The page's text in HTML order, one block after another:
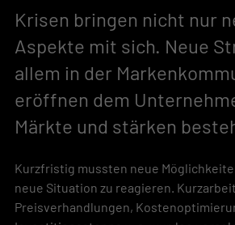
Krisen bringen nicht nur
Aspekte mit sich. Neue
allem in der
eröffnen dem
Märkte und stärken
Kurzfristig mussten neue
neue Situation zu reagieren.
Preisverhandlungen,